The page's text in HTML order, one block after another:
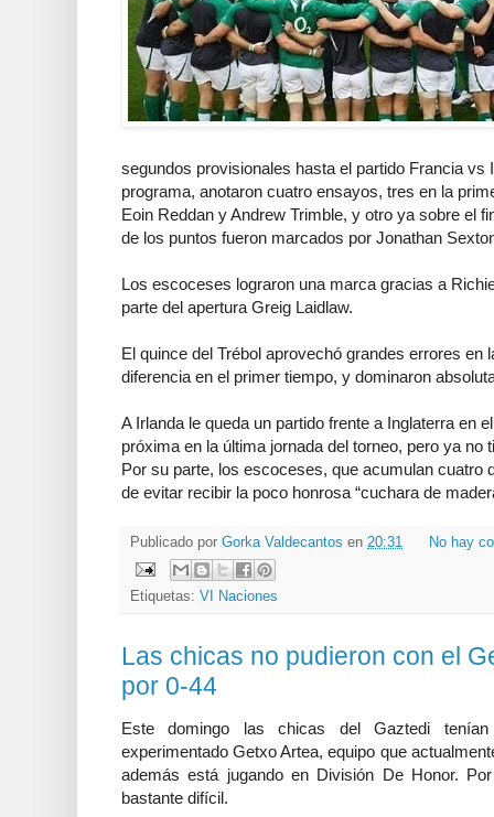
segundos provisionales hasta el partido Francia vs
programa, anotaron cuatro ensayos, tres en la
Eoin Reddan y Andrew Trimble, y otro ya sobre el
de los puntos fueron marcados por Jonathan
Los escoceses lograron una marca gracias a
parte del apertura Greig Laidlaw.
El quince del Trébol aprovechó grandes errores
diferencia en el primer tiempo, y dominaron
A Irlanda le queda un partido frente a Inglaterra en
próxima en la última jornada del torneo, pero ya no
Por su parte, los escoceses, que acumulan cuatro
de evitar recibir la poco honrosa “cuchara de
Publicado por Gorka Valdecantos en 20:31 No hay
Etiquetas: VI Naciones
Las chicas no pudieron con el
por 0-44
Este domingo las chicas del Gaztedi
experimentado Getxo Artea, equipo que
además está jugando en División De Honor.
bastante difícil.